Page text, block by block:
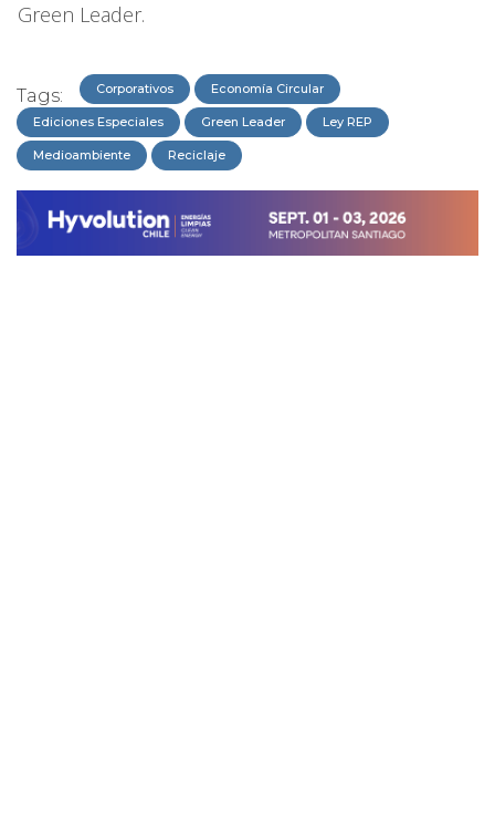
Green Leader.
Tags: Corporativos Economía Circular
Ediciones Especiales Green Leader Ley REP
Medioambiente Reciclaje